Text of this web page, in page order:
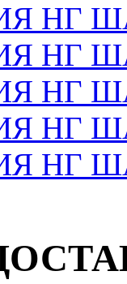
НГ
НГ
НГ
НГ
НГ